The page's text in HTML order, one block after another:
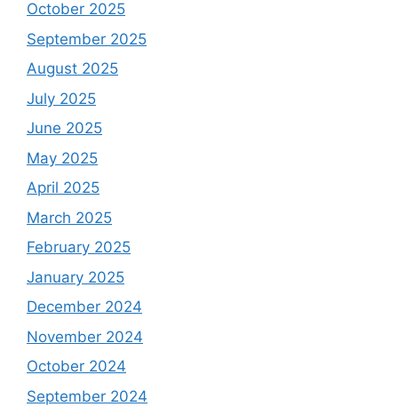
October 2025
September 2025
August 2025
July 2025
June 2025
May 2025
April 2025
March 2025
February 2025
January 2025
December 2024
November 2024
October 2024
September 2024